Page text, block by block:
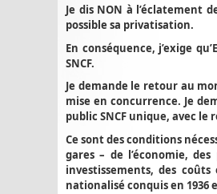
Je dis NON à l’éclatement
possible sa privatisation.
En conséquence, j’exige
SNCF.
Je demande le retour au
mise en concurrence. Je
public SNCF unique, avec
Ce sont des conditions
gares – de l’économie,
investissements, des
nationalisé conquis en 1936